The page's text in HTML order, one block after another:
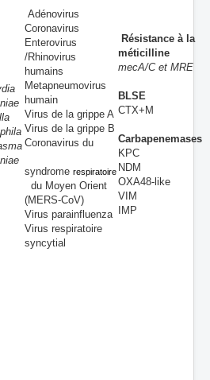
Adénovirus
Coronavirus
Enterovirus
/Rhinovirus
humains
Metapneumovirus
humain
Virus de la grippe A
Virus de la grippe B
Coronavirus du
syndrome respiratoire
du Moyen Orient
(MERS-CoV)
Virus parainfluenza
Virus respiratoire
syncytial
Résistance à la
méticilline
mecA/C et MRE
BLSE
CTX+M
Carbapenemases
KPC
NDM
OXA48-like
VIM
IMP